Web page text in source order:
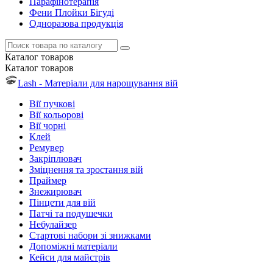
Фени Плойки Бігуді
Одноразова продукція
Каталог товаров
Каталог товаров
Lash - Матеріали для нарощування вій
Вії пучкові
Вії кольорові
Вії чорні
Клей
Ремувер
Закріплювач
Зміцнення та зростання вій
Праймер
Знежирювач
Пінцети для вій
Патчі та подушечки
Небулайзер
Стартові набори зі знижками
Допоміжні матеріали
Кейси для майстрів